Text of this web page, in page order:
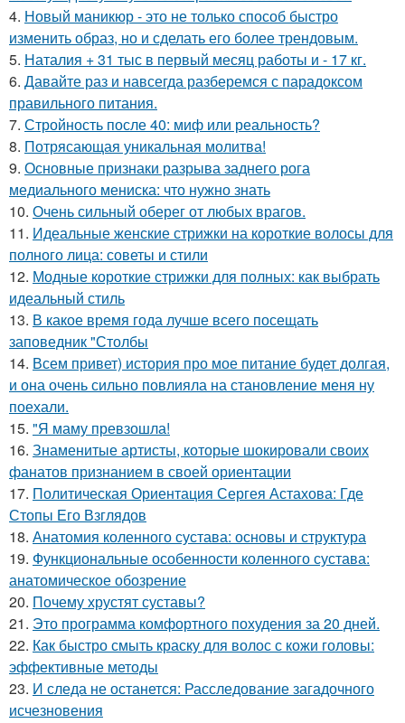
4. Новый маникюр - это не только способ быстро
изменить образ, но и сделать его более трендовым.
5. Наталия + 31 тыс в первый месяц работы и - 17 кг.
6. Давайте раз и навсегда разберемся с парадоксом
правильного питания.
7. Стройность после 40: миф или реальность?
8. Потрясающая уникальная молитва!
9. Основные признаки разрыва заднего рога
медиального мениска: что нужно знать
10. Очень сильный оберег от любых врагов.
11. Идеальные женские стрижки на короткие волосы для
полного лица: советы и стили
12. Модные короткие стрижки для полных: как выбрать
идеальный стиль
13. В какое время года лучше всего посещать
заповедник "Столбы
14. Всем привет) история про мое питание будет долгая,
и она очень сильно повлияла на становление меня ну
поехали.
15. "Я маму превзошла!
16. Знаменитые артисты, которые шокировали своих
фанатов признанием в своей ориентации
17. Политическая Ориентация Сергея Астахова: Где
Стопы Его Взглядов
18. Анатомия коленного сустава: основы и структура
19. Функциональные особенности коленного сустава:
анатомическое обозрение
20. Почему хрустят суставы?
21. Это программа комфортного похудения за 20 дней.
22. Как быстро смыть краску для волос с кожи головы:
эффективные методы
23. И следа не останется: Расследование загадочного
исчезновения